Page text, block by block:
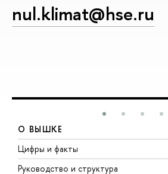
nul.klimat@hse.ru
О ВЫШКЕ
Цифры и факты
Руководство и структура